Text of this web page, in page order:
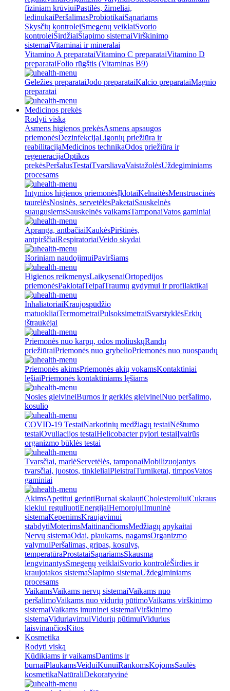
fiziniam krūviuiPastilės, žirneliai,
ledinukaiPeršalimasProbiotikaiSąnariams
Skysčių kontroleiSmegenų veiklaiSvorio
kontroleiŠirdžiaiŠlapimo sistemaiVirškinimo
sistemaiVitaminai ir mineralai
Vitamino A preparataiVitamino C preparataiVitamino D
preparataiFolio rūgštis (Vitaminas B9)
Geležies preparataiJodo preparataiKalcio preparataiMagnio
preparatai
Medicinos prekės
Rodyti viską
Asmens higienos prekėsAsmens apsaugos
priemonėsDezinfekcijaLigonių priežiūra ir
reabilitacijaMedicinos technikaOdos priežiūra ir
regeneracijaOptikos
prekėsPeršalusTestaiTvarsliavaVaistažolėsUždegiminiams
procesams
Intymios higienos priemonėsĮklotaiKelnaitėsMenstruacinės
taurelėsNosinės, servetėlėsPaketaiSauskelnės
suaugusiemsSauskelnės vaikamsTamponaiVatos gaminiai
Apranga, antbačiaiKaukėsPirštinės,
antpirščiaiRespiratoriaiVeido skydai
Išoriniam naudojimuiPaviršiams
Higienos reikmenysLaikysenaiOrtopedijos
priemonėsPaklotaiTeipaiTraumų gydymui ir profilaktikai
InhaliatoriaiKraujospūdžio
matuokliaiTermometraiPulsoksimetraiSvarstyklėsErkių
ištraukėjai
Priemonės nuo karpų, odos moliuskųRandų
priežiūraiPriemonės nuo grybelioPriemonės nuo nuospaudų
Priemonės akimsPriemonės akių vokamsKontaktiniai
lęšiaiPriemonės kontaktiniams lęšiams
Nosies gleivineiBurnos ir gerklės gleivineiNuo peršalimo,
kosulio
COVID-19 TestaiNarkotinių medžiagų testaiNėštumo
testaiOvuliacijos testaiHelicobacter pylori testaiĮvairūs
organizmo būklės testai
Tvarsčiai, marlėServetėlės, tamponaiMobilizuojantys
tvarsčiai, juostos, tinkleliaiPleistraiTurniketai, timposVatos
gaminiai
AkimsApetitui gerintiBurnai skalautiCholesteroliuiCukraus
kiekiui reguliuotiEnergijaiHemorojuiImuninė
sistemaKepenimsKraujavimui
stabdytiMoterimsMaitinančiomsMedžiagų apykaitai
Nervų sistemaOdai, plaukams, nagamsOrganizmo
valymuiPeršalimas, gripas, kosulys,
temperatūraProstataiSąnariamsSkausmą
lengvinantysSmegenų veiklaiSvorio kontrolėŠirdies ir
kraujotakos sistemaŠlapimo sistemaUždegiminiams
procesams
VaikamsVaikams nervų sistemaiVaikams nuo
peršalimoVaikams nuo vidurių pūtimoVaikams virškinimo
sistemaiVaikams imuninei sistemaiVirškinimo
sistemaViduriavimuiVidurių pūtimuiVidurius
laisvinančiosKitos
Kosmetika
Rodyti viską
Kūdikiams ir vaikamsDantims ir
burnaiPlaukamsVeiduiKūnuiRankomsKojomsSaulės
kosmetikaNatūraliDekoratyvinė